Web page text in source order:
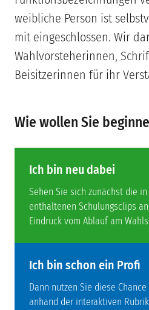
weibliche Person ist
mit eingeschlossen. Wir
Wahlvorsteherinnen,
Beisitzerinnen für ihr
Wie wollen Sie
Ich bin neu dabei
Sehen Sie sich zunächst die
enthaltenen Schulungsclips
Eindruck vom Ablauf am
Ich bin schon ein Profi
Dann nutzen Sie diese
anhand der interaktiven